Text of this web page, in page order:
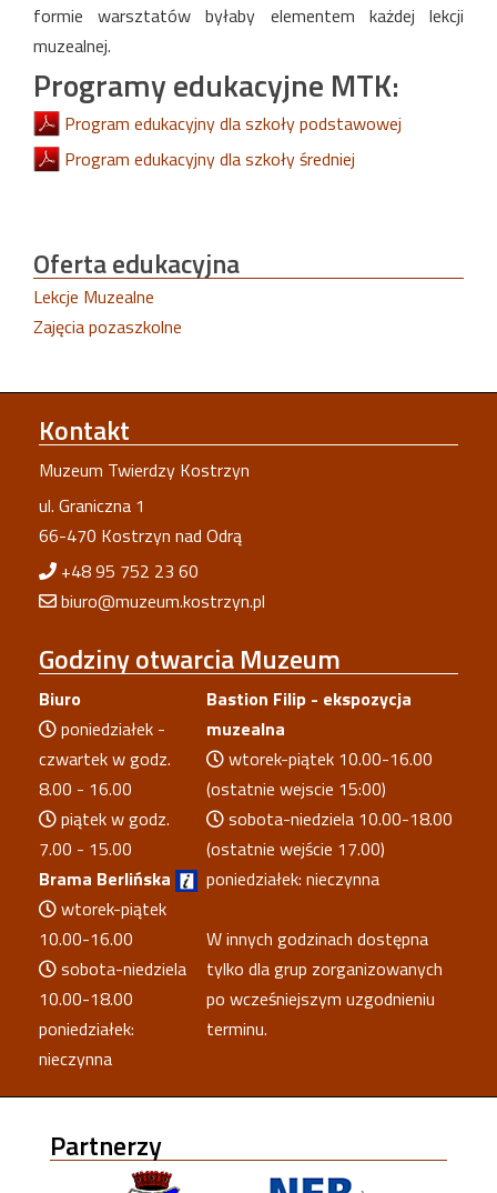
formie warsztatów byłaby elementem każdej lekcji
muzealnej.
Programy edukacyjne MTK:
Program edukacyjny dla szkoły podstawowej
Program edukacyjny dla szkoły średniej
Ofertaedukacyjna
Lekcje Muzealne
Zajęcia pozaszkolne
Kontakt
Muzeum Twierdzy Kostrzyn
ul. Graniczna 1
66-470 Kostrzyn nad Odrą
+48 95 752 23 60
biuro@muzeum.kostrzyn.pl
Godzinyotwarcia Muzeum
Biuro
poniedziałek -
czwartek w godz.
8.00 - 16.00
piątek w godz.
7.00 - 15.00
Brama Berlińska
wtorek-piątek
10.00-16.00
sobota-niedziela
10.00-18.00
poniedziałek:
nieczynna
Bastion Filip - ekspozycja
muzealna
wtorek-piątek 10.00-16.00
(ostatnie wejscie 15:00)
sobota-niedziela 10.00-18.00
(ostatnie wejście 17.00)
poniedziałek: nieczynna
W innych godzinach dostępna
tylko dla grup zorganizowanych
po wcześniejszym uzgodnieniu
terminu.
Partnerzy